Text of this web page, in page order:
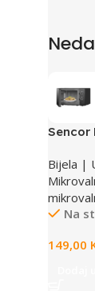
Sencor
Bijela |
Na
149,00